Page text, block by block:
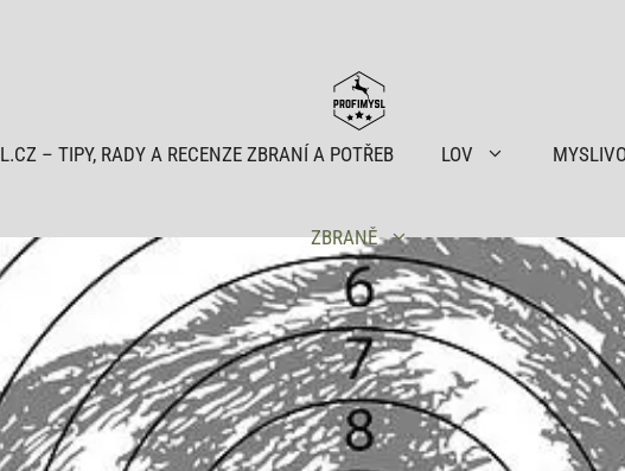
– TIPY, RADY A RECENZE ZBRANÍ A POTŘEB LOV
ZBRANĚ